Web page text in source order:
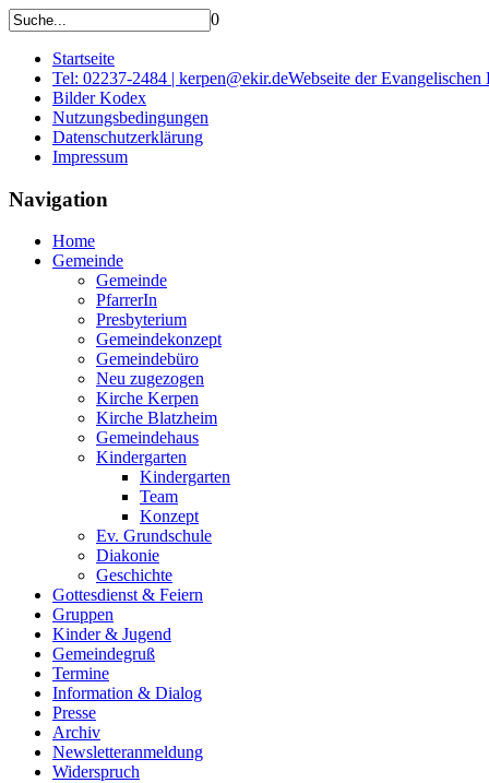
0
Startseite
Tel: 02237-2484 | kerpen@ekir.deWebseite der
Bilder Kodex
Nutzungsbedingungen
Datenschutzerklärung
Impressum
Navigation
Home
Gemeinde
Gemeinde
PfarrerIn
Presbyterium
Gemeindekonzept
Gemeindebüro
Neu zugezogen
Kirche Kerpen
Kirche Blatzheim
Gemeindehaus
Kindergarten
Kindergarten
Team
Konzept
Ev. Grundschule
Diakonie
Geschichte
Gottesdienst & Feiern
Gruppen
Kinder & Jugend
Gemeindegruß
Termine
Information & Dialog
Presse
Archiv
Newsletteranmeldung
Widerspruch